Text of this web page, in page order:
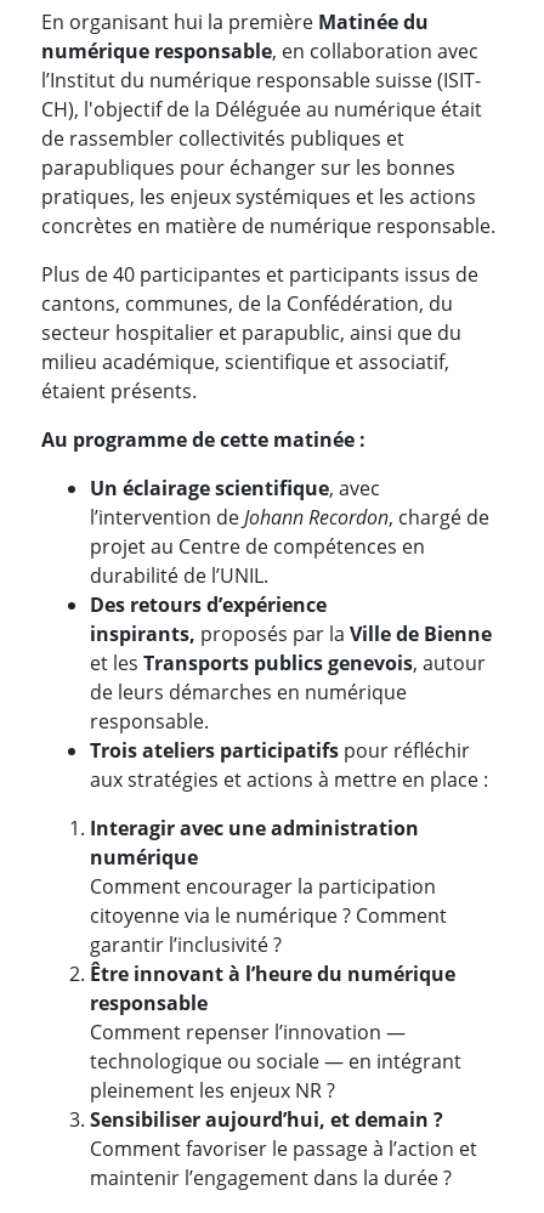
En organisant hui la première Matinée du
numérique responsable, en collaboration avec
l’Institut du numérique responsable suisse (ISIT-
CH), l'objectif de la Déléguée au numérique était
de rassembler collectivités publiques et
parapubliques pour échanger sur les bonnes
pratiques, les enjeux systémiques et les actions
concrètes en matière de numérique responsable.
Plus de 40 participantes et participants issus de
cantons, communes, de la Confédération, du
secteur hospitalier et parapublic, ainsi que du
milieu académique, scientifique et associatif,
étaient présents.
Au programme de cette matinée :
Un éclairage scientifique, avec
l’intervention deJohann Recordon, chargé de
projet au Centre de compétences en
durabilité de l’UNIL.
Des retours d’expérience
inspirants, proposés par la Ville de Bienne
et les Transports publics genevois, autour
de leurs démarches en numérique
responsable.
Trois ateliers participatifs pour réfléchir
aux stratégies et actions à mettre en place :
Interagir avec une administration
numérique
Comment encourager la participation
citoyenne via le numérique ? Comment
garantir l’inclusivité ?
Être innovant à l’heure du numérique
responsable
Comment repenser l’innovation —
technologique ou sociale — en intégrant
pleinement les enjeux NR ?
Sensibiliser aujourd’hui, et demain ?
Comment favoriser le passage à l’action et
maintenir l’engagement dans la durée ?